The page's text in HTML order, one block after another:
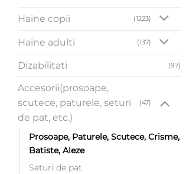
Haine copii (1223)
Haine adulti (137)
Dizabilitati (97)
Accesorii(prosoape,
scutece, paturele, seturi
de pat, etc.)
(47)
Prosoape, Paturele, Scutece, Crisme,
Batiste, Aleze
Seturi de pat